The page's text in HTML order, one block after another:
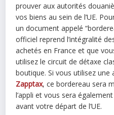
prouver aux autorités
vos biens au sein de l’UE.
un document appelé
officiel reprend l’intégralité
achetés en France et que
utilisez le circuit de détaxe
boutique. Si vous utilisez une
Zapptax,ce bordereau sera
l’appli et vous sera
avant votre départ de l’UE.